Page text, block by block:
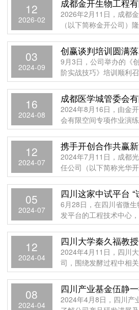
12
2026-02
2026年2月11日，成都
（以下简称金开公司）
结暨表彰大会。食研院
开生物
03
2024-09
创赢谈判培训圆满
9月3日，公司举办的
阶实战技巧》培训顺利
委员、副总经理、金开
李镇江
16
2024-08
2024年8月16日，由金
会有限空间专项作业演
在进一步提升园区内企
全意
12
2024-07
携手开创合作共赢
2024年7月11日，成都
任公司（以下简称光华
瑞捷（成都）科技集团
捷）
05
2024-07
6月28日，在四川省微
发平台的工程技术中心
态进行检测分析。200
酵
12
2024-04
2024年4月11日，四川
司，围绕发酵过程中相
开座谈会，进行了深入
旨在加
08
2024-04
2024年4月8日，四川产